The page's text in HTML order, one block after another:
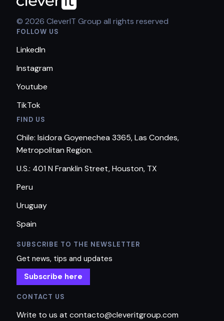
© 2026 CleverIT Group all rights reserved
FOLLOW US
LinkedIn
Instagram
Youtube
TikTok
FIND US
Chile: Isidora Goyenechea 3365, Las Condes,
Metropolitan Region.
U.S.: 401 N Franklin Street, Houston, TX
Peru
Uruguay
Spain
SUBSCRIBE TO THE NEWSLETTER
Get news, tips and updates
Subscribe here
CONTACT US
Write to us at contacto@cleveritgroup.com